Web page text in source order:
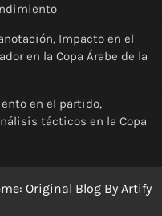
Impacto en el
en la Copa Árabe de la
en el partido,
tácticos en la Copa
Original Blog By Artify